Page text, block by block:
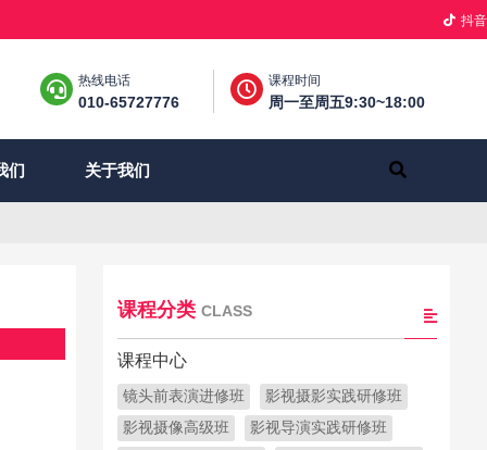
抖音
热线电话
010-65727776
课程时间
周一至周五9:30~18:00
们 关于我们
课程分类 CLASS
课程中心
镜头前表演进修班
影视摄影实践研修班
影视摄像高级班
影视导演实践研修班